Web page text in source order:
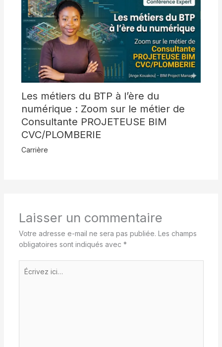
Les métiers du BTP à l’ère du
numérique : Zoom sur le métier de
Consultante PROJETEUSE BIM
CVC/PLOMBERIE
Carrière
Laisser un commentaire
Votre adresse e-mail ne sera pas publiée. Les champs
obligatoires sont indiqués avec *
ici…